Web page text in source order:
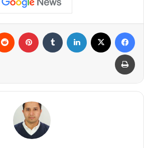
فيسبوك لينكدإن
طباعة